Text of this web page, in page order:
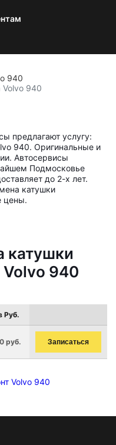
940
Volvo 940
предлагают услугу:
940. Оригинальные и
Автосервисы
Подмосковье
до 2-х лет.
катушки
цены.
катушки
940
Руб.
руб. Записаться
Volvo 940